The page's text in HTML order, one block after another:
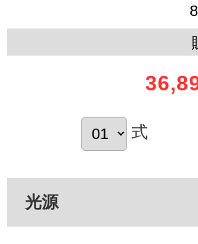
式
光源